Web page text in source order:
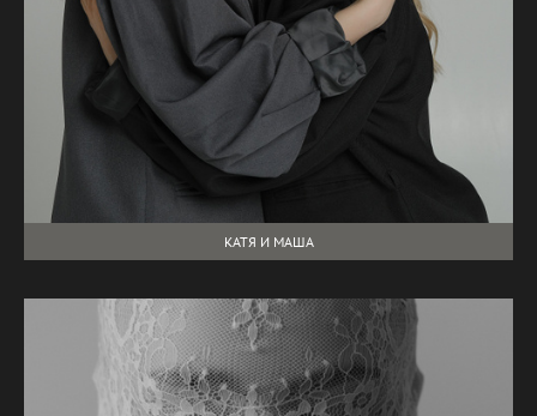
КАТЯ И МАША